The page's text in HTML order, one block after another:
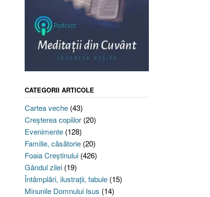
CATEGORII ARTICOLE
Cartea veche(43)
Creşterea copiilor(20)
Evenimente(128)
Familie, căsătorie(20)
Foaia Creştinului(426)
Gândul zilei(19)
Întâmplări, ilustraţii, fabule(15)
Minunile Domnului Isus (14)